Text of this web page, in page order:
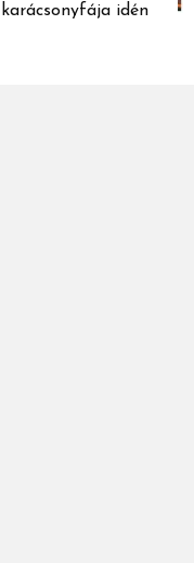
idén